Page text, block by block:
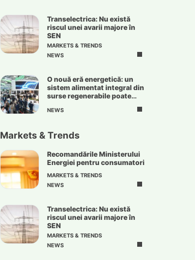
Transelectrica: Nu există
riscul unei avarii majore în
SEN
MARKETS & TRENDS
NEWS
O nouă eră energetică: un
sistem alimentat integral din
surse regenerabile poate
NEWS
Markets & Trends
Recomandările Ministerului
Energiei pentru consumatori
MARKETS & TRENDS
NEWS
Transelectrica: Nu există
riscul unei avarii majore în
SEN
MARKETS & TRENDS
NEWS